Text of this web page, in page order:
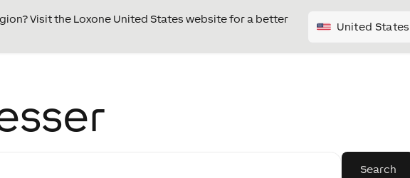
Visit the Loxone United States website for a better
United States